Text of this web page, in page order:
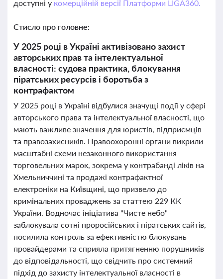
доступні у комерційній версії Платформи LIGA360.
Стисло про головне:
У 2025 році в Україні активізовано захист
авторських прав та інтелектуальної
власності: судова практика, блокування
піратських ресурсів і боротьба з
контрафактом
У 2025 році в Україні відбулися значущі події у сфері
авторського права та інтелектуальної власності, що
мають важливе значення для юристів, підприємців
та правозахисників. Правоохоронні органи викрили
масштабні схеми незаконного використання
торговельних марок, зокрема у контрабанді ліків на
Хмельниччині та продажі контрафактної
електроніки на Київщині, що призвело до
кримінальних проваджень за статтею 229 КК
України. Водночас ініціатива "Чисте небо"
заблокувала сотні проросійських і піратських сайтів,
посилила контроль за ефективністю блокувань
провайдерами та сприяла притягненню порушників
до відповідальності, що свідчить про системний
підхід до захисту інтелектуальної власності в